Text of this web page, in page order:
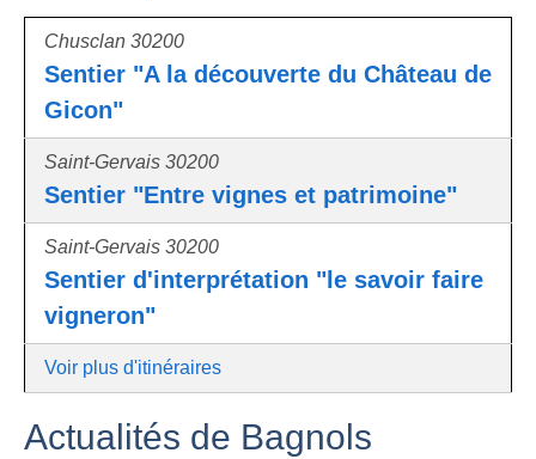
Chusclan 30200
Sentier "A la découverte du Château de
Gicon"
Saint-Gervais 30200
Sentier "Entre vignes et patrimoine"
Saint-Gervais 30200
Sentier d'interprétation "le savoir faire
vigneron"
Voir plus d'itinéraires
Actualités de Bagnols